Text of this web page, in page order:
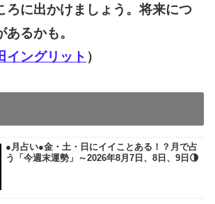
ろに出かけましょう。将来につ
るかも。
イングリット ）
●月占い●金・土・日にイイことある！？月で占
う「今週末運勢」～2026年8月7日、8日、9日🌗